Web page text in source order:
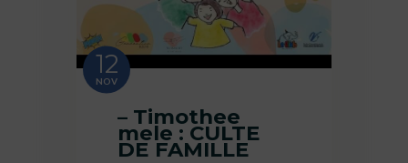
12
NOV
– Timothee
mele : CULTE
DE FAMILLE